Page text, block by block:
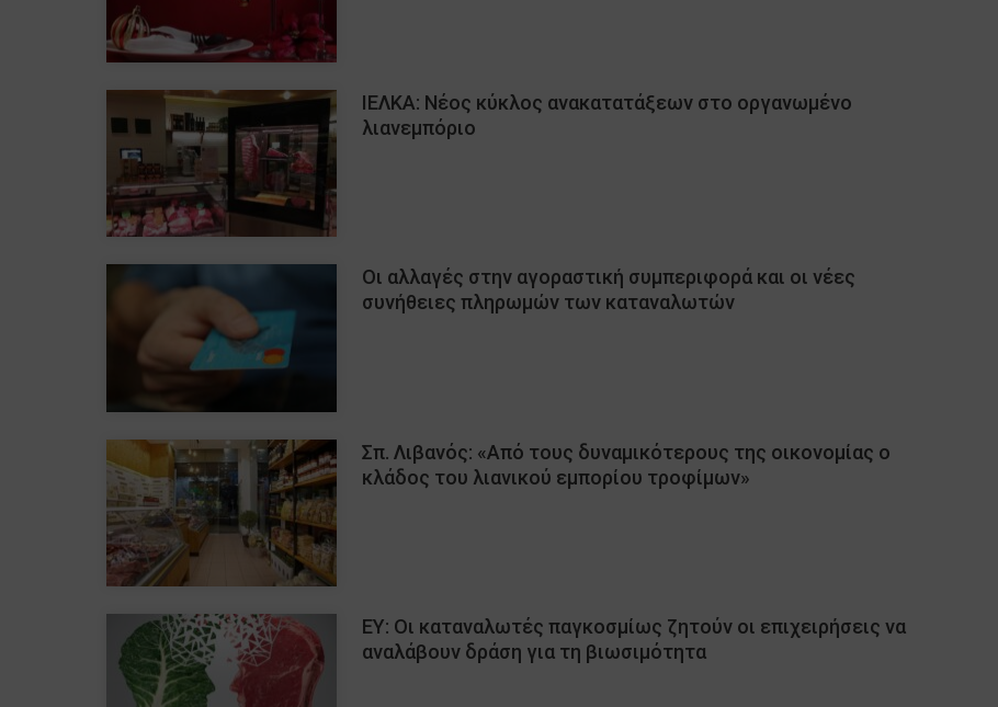
ΙΕΛΚΑ: Νέος κύκλος ανακατατάξεων στο οργανωμένο
λιανεμπόριο
Οι αλλαγές στην αγοραστική συμπεριφορά και οι νέες
συνήθειες πληρωμών των καταναλωτών
Σπ. Λιβανός: «Από τους δυναμικότερους της οικονομίας ο
κλάδος του λιανικού εμπορίου τροφίμων»
ΕY: Οι καταναλωτές παγκοσμίως ζητούν οι επιχειρήσεις να
αναλάβουν δράση για τη βιωσιμότητα